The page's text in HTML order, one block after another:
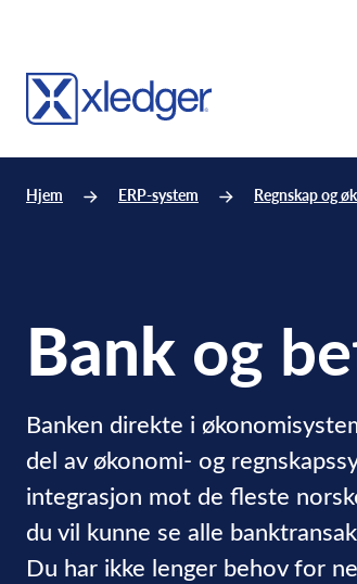
Hjem ERP-system Regnskap og
Bank og
Banken direkte i
del av økonomi- og
integrasjon mot de fleste
du vil kunne se alle
Du har ikke lenger behov for